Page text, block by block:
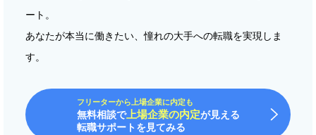
ート。
あなたが本当に働きたい、憧れの大手への転職を実現しま
す。
フリーターから上場企業に内定も
無料相談で上場企業の内定が見える
転職サポートを見てみる